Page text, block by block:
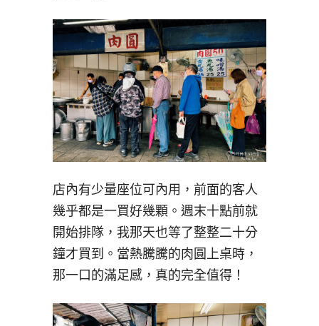
店內有少量座位可內用，前面的客人
幾乎都是一買好幾顆。週末十點前就
開始排隊，我那天也等了整整二十分
鐘才買到。當熱騰騰的肉圓上桌時，
那一口的滿足感，真的完全值得！